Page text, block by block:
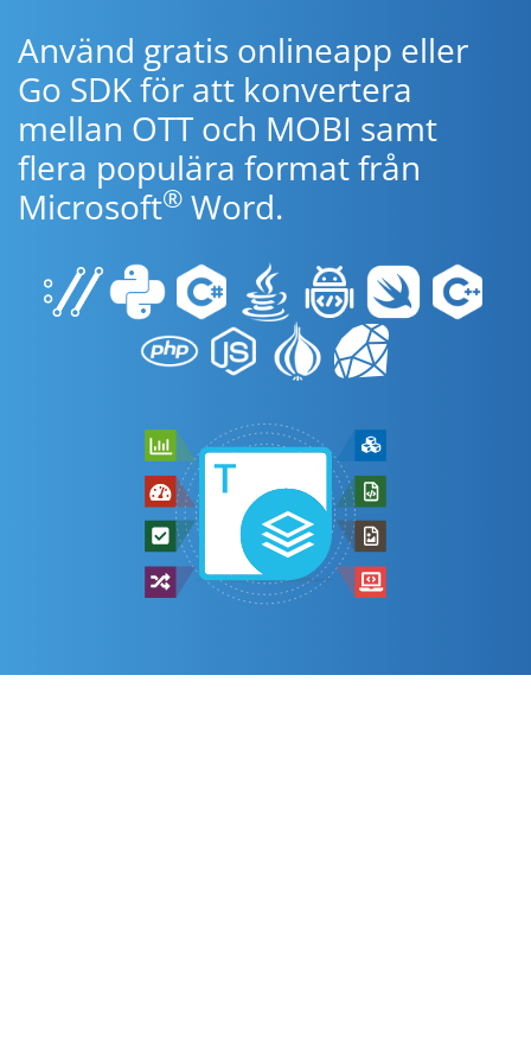
Använd gratis onlineapp eller
Go SDK för att konvertera
mellan OTT och MOBI samt
flera populära format från
Microsoft® Word.